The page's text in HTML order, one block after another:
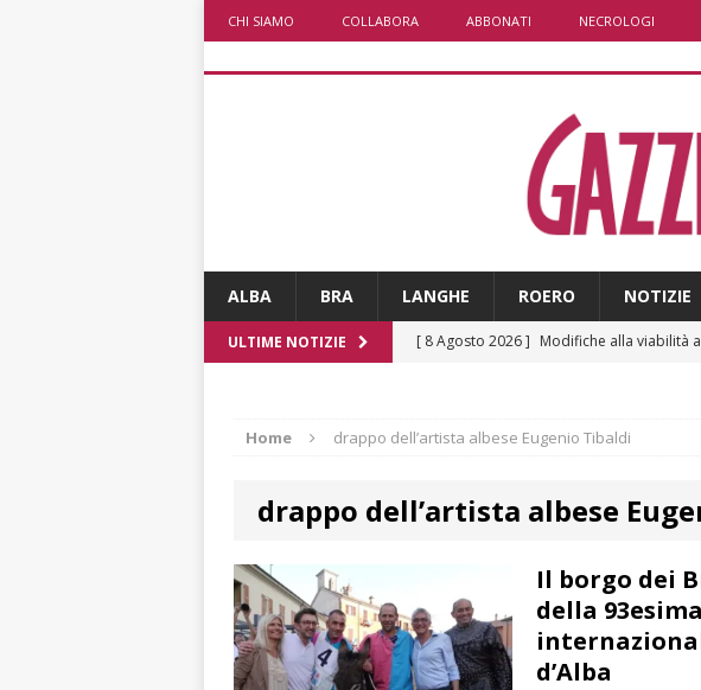
CHI SIAMO COLLABORA ABBONATI NECROLOGI
ALBA BRA LANGHE ROERO NOTIZIE
ULTIME NOTIZIE [ 8 Agosto 2026 ] Modifiche alla viabilità
[ 8 Agosto 2026 ] Cuneo, stretta della
La festa di San Rocco
paese attivo
LANGHE
[ 8 Agosto 2026 ]
Palio di Asti: da lunedì
Home drappo dell’artista albese Eugenio Tibaldi
drappo dell’artista albese
Il borgo dei
della
d’Alba